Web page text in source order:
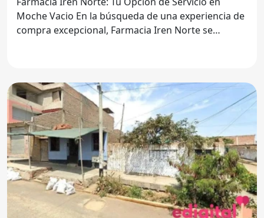
Moche Vacio En la búsqueda de una experiencia de
compra excepcional, Farmacia Iren Norte se